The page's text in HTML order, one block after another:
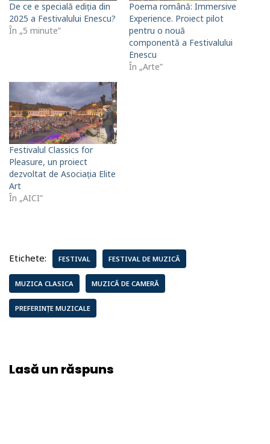
De ce e specială ediția din
2025 a Festivalului Enescu?
În „5 minute”
Poema română: Immersive
Experience. Proiect pilot
pentru o nouă
componentă a Festivalului
Enescu
În „Arte”
Festivalul Classics for
Pleasure, un proiect
dezvoltat de Asociația Elite
Art
În „AICI”
Etichete: FESTIVAL FESTIVAL DE MUZICĂ
MUZICA CLASICA MUZICĂ DE CAMERĂ
PREFERINȚE MUZICALE
Lasă un răspuns